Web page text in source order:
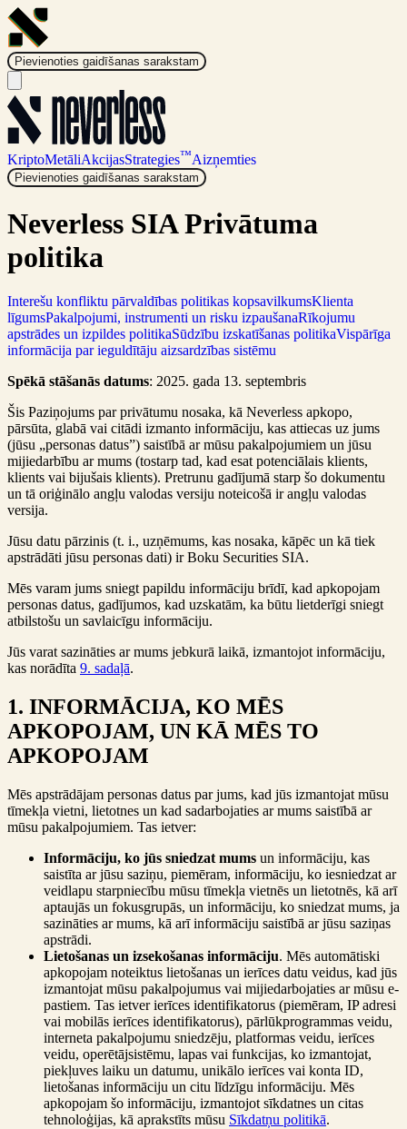
Pievienoties gaidīšanas sarakstam
KriptoMetāliAkcijasStrategies™Aizņemties
Pievienoties gaidīšanas sarakstam
Neverless SIA Privātuma
politika
Interešu konfliktu pārvaldības politikas kopsavilkumsKlienta
līgumsPakalpojumi, instrumenti un risku izpaušanaRīkojumu
apstrādes un izpildes politikaSūdzību izskatīšanas politikaVispārīga
informācija par ieguldītāju aizsardzības sistēmu
Spēkā stāšanās datums: 2025. gada 13. septembris
Šis Paziņojums par privātumu nosaka, kā Neverless apkopo,
pārsūta, glabā vai citādi izmanto informāciju, kas attiecas uz jums
(jūsu „personas datus”) saistībā ar mūsu pakalpojumiem un jūsu
mijiedarbību ar mums (tostarp tad, kad esat potenciālais klients,
klients vai bijušais klients). Pretrunu gadījumā starp šo dokumentu
un tā oriģinālo angļu valodas versiju noteicošā ir angļu valodas
versija.
Jūsu datu pārzinis (t. i., uzņēmums, kas nosaka, kāpēc un kā tiek
apstrādāti jūsu personas dati) ir Boku Securities SIA.
Mēs varam jums sniegt papildu informāciju brīdī, kad apkopojam
personas datus, gadījumos, kad uzskatām, ka būtu lietderīgi sniegt
atbilstošu un savlaicīgu informāciju.
Jūs varat sazināties ar mums jebkurā laikā, izmantojot informāciju,
kas norādīta 9. sadaļā.
1. INFORMĀCIJA, KO MĒS
APKOPOJAM, UN KĀ MĒS TO
APKOPOJAM
Mēs apstrādājam personas datus par jums, kad jūs izmantojat mūsu
tīmekļa vietni, lietotnes un kad sadarbojaties ar mums saistībā ar
mūsu pakalpojumiem. Tas ietver:
Informāciju, ko jūs sniedzat mums un informāciju, kas
saistīta ar jūsu saziņu, piemēram, informāciju, ko iesniedzat ar
veidlapu starpniecību mūsu tīmekļa vietnēs un lietotnēs, kā arī
aptaujās un fokusgrupās, un informāciju, ko sniedzat mums, ja
sazināties ar mums, kā arī informāciju saistībā ar jūsu saziņas
apstrādi.
Lietošanas un izsekošanas informāciju. Mēs automātiski
apkopojam noteiktus lietošanas un ierīces datu veidus, kad jūs
izmantojat mūsu pakalpojumus vai mijiedarbojaties ar mūsu e-
pastiem. Tas ietver ierīces identifikatorus (piemēram, IP adresi
vai mobilās ierīces identifikatorus), pārlūkprogrammas veidu,
interneta pakalpojumu sniedzēju, platformas veidu, ierīces
veidu, operētājsistēmu, lapas vai funkcijas, ko izmantojat,
piekļuves laiku un datumu, unikālo ierīces vai konta ID,
lietošanas informāciju un citu līdzīgu informāciju. Mēs
apkopojam šo informāciju, izmantojot sīkdatnes un citas
tehnoloģijas, kā aprakstīts mūsu Sīkdatņu politikā.